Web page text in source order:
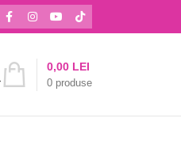
0 produse
0,00 LEI